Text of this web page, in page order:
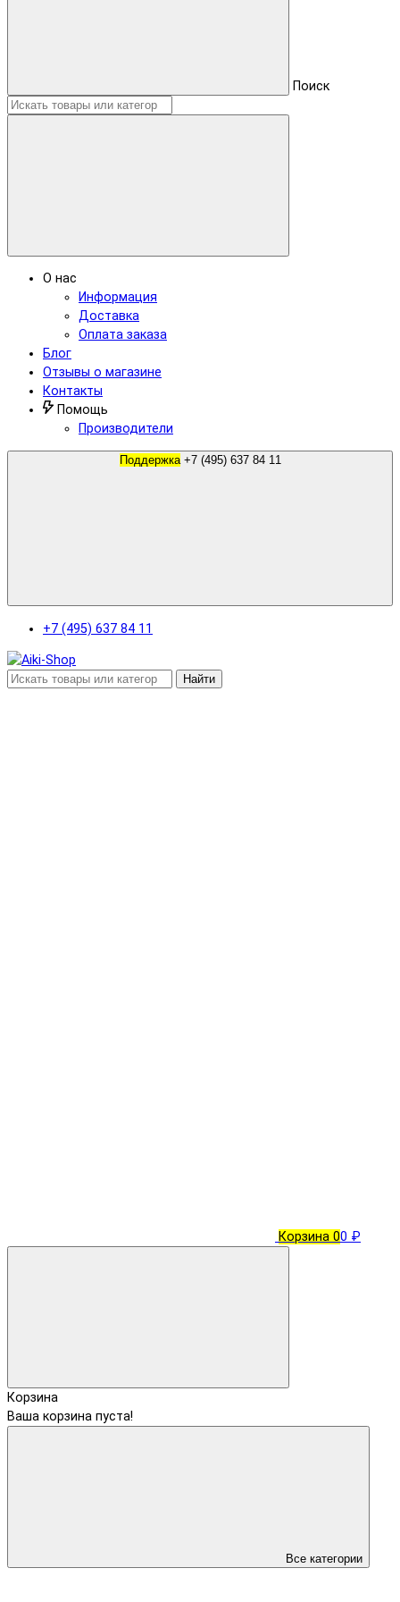
Поиск
О нас
Информация
Доставка
Оплата заказа
Блог
Отзывы о магазине
Контакты
Помощь
Производители
Поддержка +7 (495) 637 84 11
+7 (495) 637 84 11
Найти
Корзина 00 ₽
Корзина
Ваша корзина пуста!
Все категории